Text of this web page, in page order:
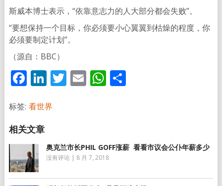
斯威本博士表示，“依靠意志力的人大部分都会失败”。
“要想保持一个目标，你必须要小心翼翼到枯燥的程度，你
必须要制定计划”。
（源自：BBC）
Facebook
LinkedIn
Twitter
EmailWhatsApp
分
标签: 看世界
奥克兰市长PHIL GOFF涨薪 看看市议会公仆年薪多少
没有评论 | 8 月 7, 2018